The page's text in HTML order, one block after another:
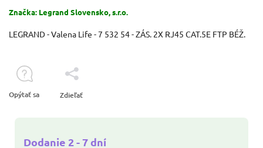
Značka: Legrand Slovensko, s.r.o.
Dodanie 2 - 7 dní
LEGRAND - Valena Life - 7 532 54 - ZÁS. 2X RJ45 CAT.5E FTP BÉŽ.
Opýtať sa Zdieľať